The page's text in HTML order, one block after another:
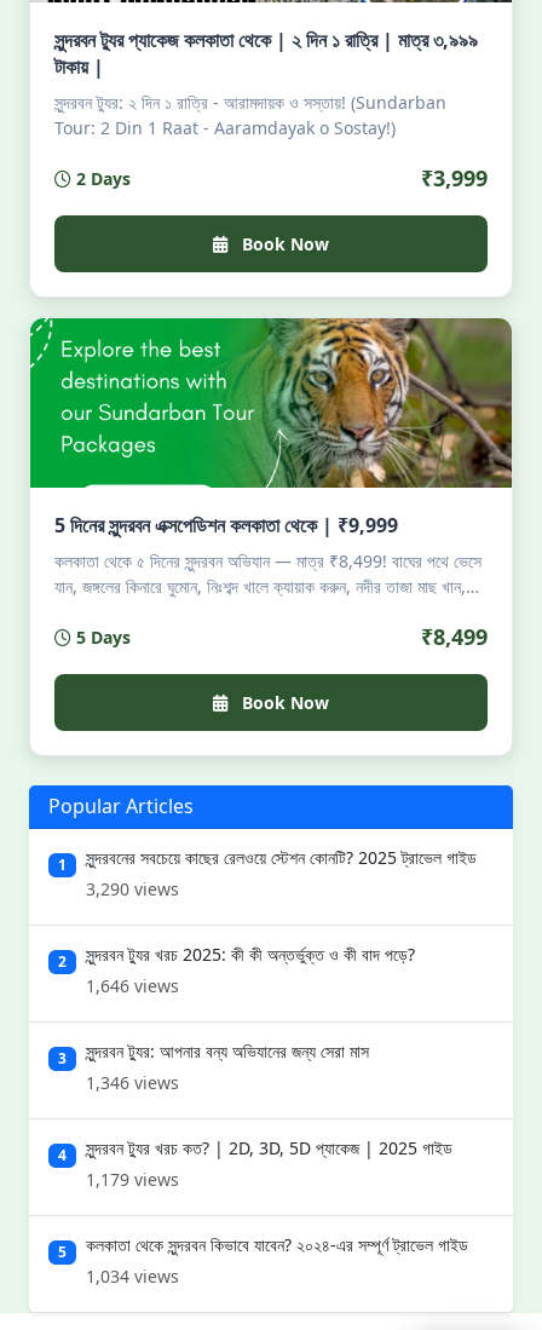
সুন্দরবন ট্যুর প্যাকেজ কলকাতা থেকে | ২ দিন ১ রাত্রি | মাত্র ৩,৯৯৯
টাকায় |
সুন্দরবন ট্যুর: ২ দিন ১ রাত্রি - আরামদায়ক ও সস্তায়! (Sundarban
Tour: 2 Din 1 Raat - Aaramdayak o Sostay!)
2 Days ₹3,999
Book Now
5 দিনের সুন্দরবন এক্সপেডিশন কলকাতা থেকে | ₹9,999
কলকাতা থেকে ৫ দিনের সুন্দরবন অভিযান — মাত্র ₹8,499! বাঘের পথে ভেসে
যান, জঙ্গলের কিনারে ঘুমোন, নিঃশব্দ খালে ক্যায়াক করুন, নদীর তাজা মাছ খান,
অন্তর্ভুক্ত। সীমিত সিট। যারা জঙ্গলের ডাক শোনে — ঘড়ির অ্যালার্মের চেয়ে
5 Days ₹8,499
Book Now
Popular Articles
1
সুন্দরবনের সবচেয়ে কাছের রেলওয়ে স্টেশন কোনটি? 2025 ট্রাভেল গাইড
3,290 views
2
সুন্দরবন ট্যুর খরচ 2025: কী কী অন্তর্ভুক্ত ও কী বাদ পড়ে?
1,646 views
3
সুন্দরবন ট্যুর: আপনার বন্য অভিযানের জন্য সেরা মাস
1,346 views
4
সুন্দরবন ট্যুর খরচ কত? | 2D, 3D, 5D প্যাকেজ | 2025 গাইড
1,179 views
5
কলকাতা থেকে সুন্দরবন কিভাবে যাবেন? ২০২৪-এর সম্পূর্ণ ট্রাভেল গাইড
1,034 views